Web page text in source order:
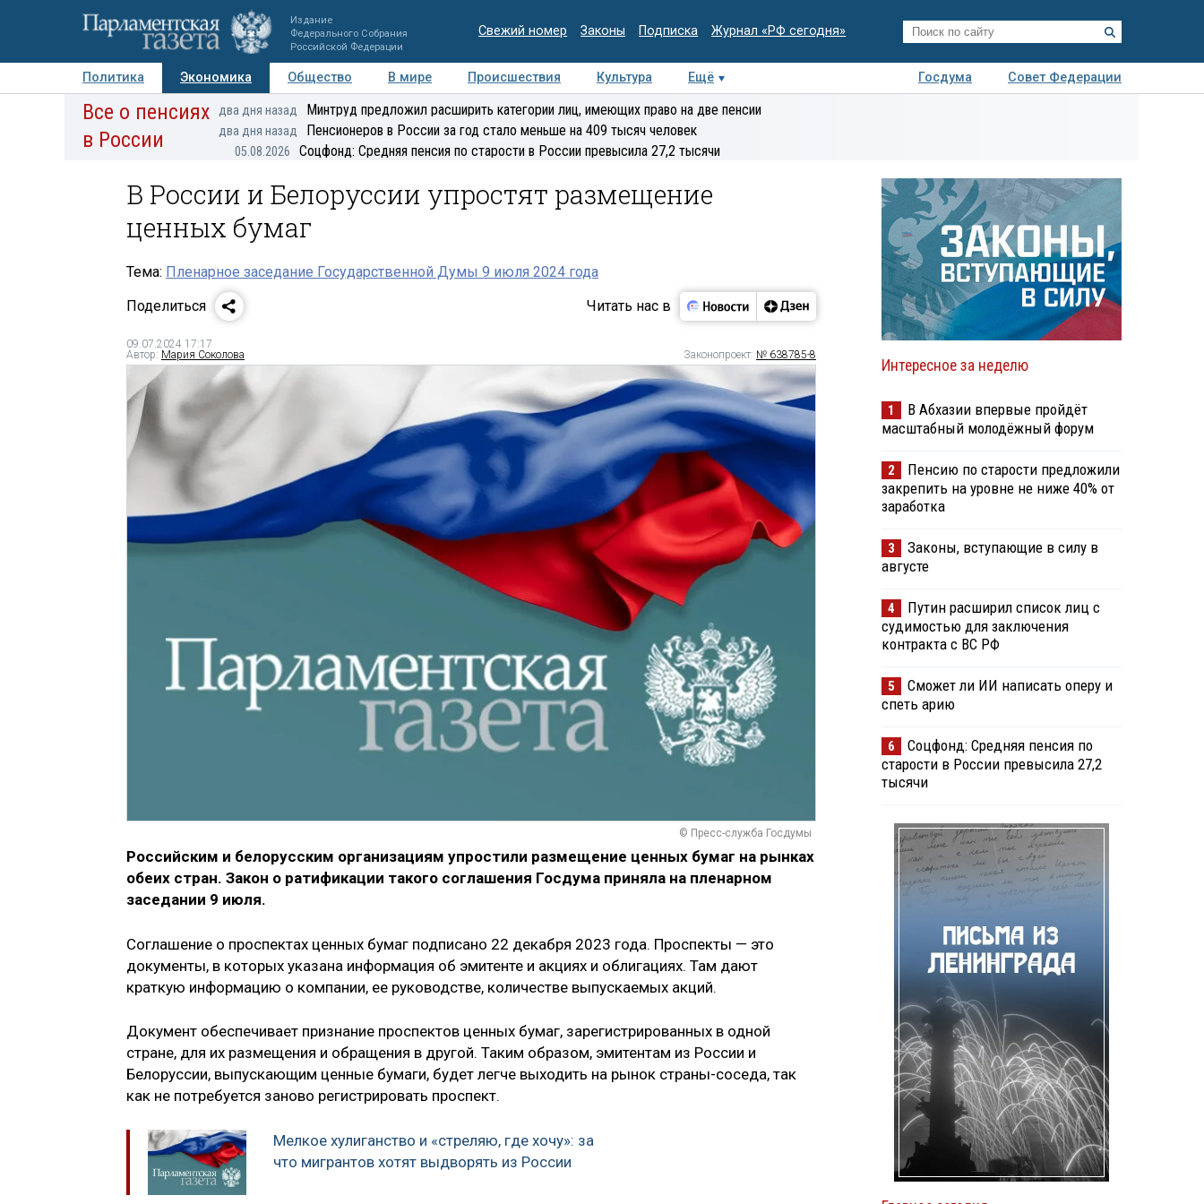
Издание
Федерального Собрания
Российской Федерации
Свежий номер Законы Подписка Журнал «РФ сегодня»
Политика Экономика Общество В мире Происшествия Культура Ещё Госдума
Совет Федерации
Авторы Персоны Мнения Регионы Медиацентр Интервью Колумнисты
Деловая
Все о пенсиях
в России
два дня назад Минтруд предложил расширить категории лиц, имеющих право на две пенсии
два дня назад Пенсионеров в России за год стало меньше на 409 тысяч человек
05.08.2026 Соцфонд: Средняя пенсия по старости в России превысила 27,2 тысячи
В России и Белоруссии упростят размещение
ценных бумаг
Тема: Пленарное заседание Государственной Думы 9 июля 2024 года
Поделиться
Читать нас в
09.07.2024 17:17
Автор: Мария Соколова Законопроект: № 638785-8
© Пресс-служба Госдумы
Российским и белорусским организациям упростили размещение ценных бумаг на рынках
обеих стран. Закон о ратификации такого соглашения Госдума приняла на пленарном
заседании 9 июля.
Соглашение о проспектах ценных бумаг подписано 22 декабря 2023 года. Проспекты — это
документы, в которых указана информация об эмитенте и акциях и облигациях. Там дают
краткую информацию о компании, ее руководстве, количестве выпускаемых акций.
Документ обеспечивает признание проспектов ценных бумаг, зарегистрированных в одной
стране, для их размещения и обращения в другой. Таким образом, эмитентам из России и
Белоруссии, выпускающим ценные бумаги, будет легче выходить на рынок страны-соседа, так
как не потребуется заново регистрировать проспект.
Мелкое хулиганство и «стреляю, где хочу»: за
что мигрантов хотят выдворять из России
Интересное за неделю
1
В Абхазии впервые пройдёт
масштабный молодёжный форум
2
Пенсию по старости предложили
закрепить на уровне не ниже 40% от
заработка
3
Законы, вступающие в силу в
августе
4
Путин расширил список лиц с
судимостью для заключения
контракта с ВС РФ
5
Сможет ли ИИ написать оперу и
спеть арию
6
Соцфонд: Средняя пенсия по
старости в России превысила 27,2
тысячи